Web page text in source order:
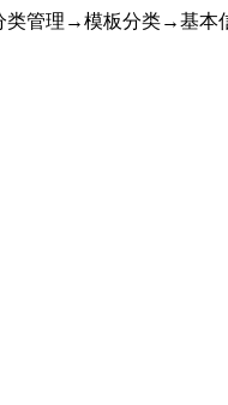
类管理→模板分类→基本